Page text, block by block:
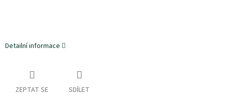
Detailní informace
ZEPTAT SE SDÍLET